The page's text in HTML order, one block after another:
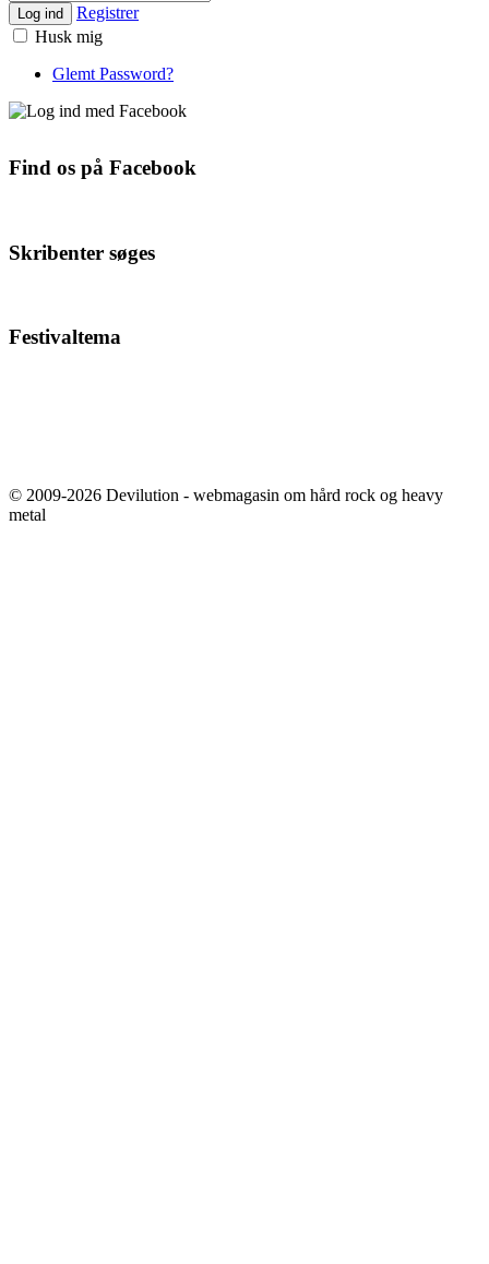
Log ind
Registrer
Husk mig
Glemt Password?
Find os på Facebook
Skribenter søges
Festivaltema
© 2009-2026 Devilution - webmagasin om hård rock og heavy
metal